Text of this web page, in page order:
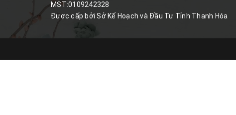
MST:0109242328
Được cấp bởi Sở Kế Hoạch và Đầu Tư Tỉnh Thanh Hóa